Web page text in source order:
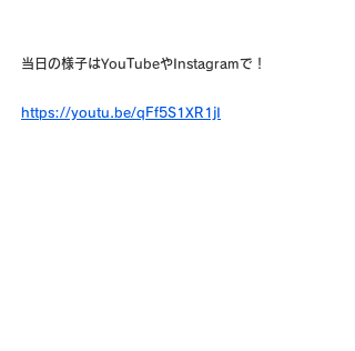
当日の様子はYouTubeやInstagramで！
https://youtu.be/qFf5S1XR1jI